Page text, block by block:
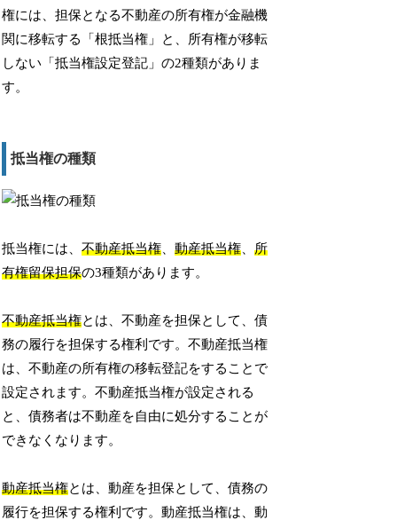
権には、担保となる不動産の所有権が金融機
関に移転する「根抵当権」と、所有権が移転
しない「抵当権設定登記」の2種類がありま
す。
抵当権の種類
抵当権には、不動産抵当権、動産抵当権、所
有権留保担保の3種類があります。
不動産抵当権とは、不動産を担保として、債
務の履行を担保する権利です。不動産抵当権
は、不動産の所有権の移転登記をすることで
設定されます。不動産抵当権が設定される
と、債務者は不動産を自由に処分することが
できなくなります。
動産抵当権とは、動産を担保として、債務の
履行を担保する権利です。動産抵当権は、動